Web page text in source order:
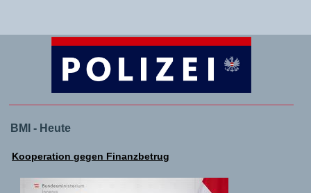
BMI - Heute
Kooperation gegen Finanzbetrug